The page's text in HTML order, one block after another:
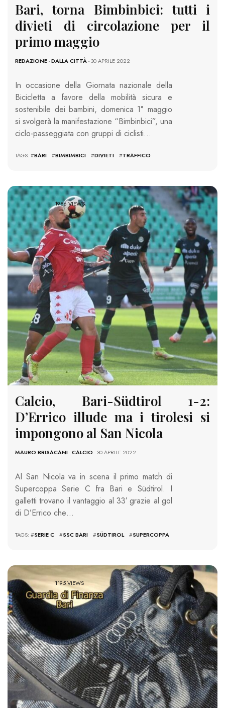
Bari, torna Bimbinbici: tutti i
divieti di circolazione per il
primo maggio
REDAZIONE-DALLA CITTÀ- 30 APRILE 2022
In occasione della Giornata nazionale della
Bicicletta a favore della mobilità sicura e
sostenibile dei bambini, domenica 1° maggio
si svolgerà la manifestazione “Bimbinbici”, una
ciclo-passeggiata con gruppi di ciclisti…
TAGS: #BARI #BIMBIMBICI #DIVIETI #TRAFFICO
1986 VIEWS
Calcio, Bari-Südtirol 1-2:
D’Errico illude ma i tirolesi si
impongono al San Nicola
MAURO BRISACANI-CALCIO - 30 APRILE 2022
Al San Nicola va in scena il primo match di
Supercoppa Serie C fra Bari e Südtirol. I
galletti trovano il vantaggio al 33′ grazie al gol
di D’Errico che…
TAGS: #SERIE C #SSC BARI #SÜDTIROL #SUPERCOPPA
1195 VIEWS